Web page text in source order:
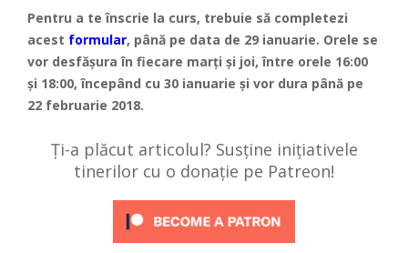
Pentru a te înscrie la curs, trebuie să completezi
acest formular, până pe data de 29 ianuarie. Orele se
vor desfășura în fiecare marți și joi, între orele 16:00
și 18:00, începând cu 30 ianuarie și vor dura până pe
22 februarie 2018.
Ți-a plăcut articolul? Susține inițiativele
tinerilor cu o donație pe Patreon!